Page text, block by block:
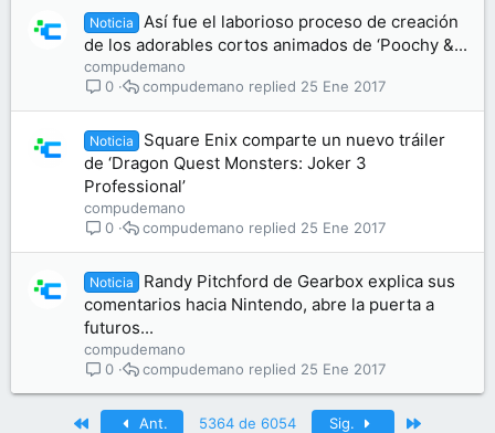
Noticia
Así fue el laborioso proceso de creación
de los adorables cortos animados de ‘Poochy &...
compudemano
0
25 Ene 2017
compudemano
Noticia
Square Enix comparte un nuevo tráiler
de ‘Dragon Quest Monsters: Joker 3
Professional’
compudemano
0
25 Ene 2017
compudemano
Noticia
Randy Pitchford de Gearbox explica sus
comentarios hacia Nintendo, abre la puerta a
futuros...
compudemano
0
25 Ene 2017
compudemano
PrimeroAnt. 5364 de 6054 Sig.